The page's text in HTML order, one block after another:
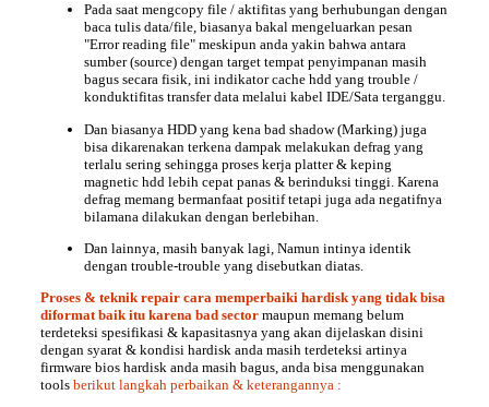
Pada saat mengcopy file / aktifitas yang berhubungan dengan
baca tulis data/file, biasanya bakal mengeluarkan pesan
"Error reading file" meskipun anda yakin bahwa antara
sumber (source) dengan target tempat penyimpanan masih
bagus secara fisik, ini indikator cache hdd yang trouble /
konduktifitas transfer data melalui kabel IDE/Sata terganggu.
Dan biasanya HDD yang kena bad shadow (Marking) juga
bisa dikarenakan terkena dampak melakukan defrag yang
terlalu sering sehingga proses kerja platter & keping
magnetic hdd lebih cepat panas & berinduksi tinggi. Karena
defrag memang bermanfaat positif tetapi juga ada negatifnya
bilamana dilakukan dengan berlebihan.
Dan lainnya, masih banyak lagi, Namun intinya identik
dengan trouble-trouble yang disebutkan diatas.
Proses & teknikrepair cara memperbaiki hardisk yang tidak bisa
diformat baik itu karena bad sector maupun memang belum
terdeteksi spesifikasi & kapasitasnya yang akan dijelaskan disini
dengan syarat & kondisi hardisk anda masih terdeteksi artinya
firmware bios hardisk anda masih bagus, anda bisa menggunakan
tools berikut langkah perbaikan & keterangannya :